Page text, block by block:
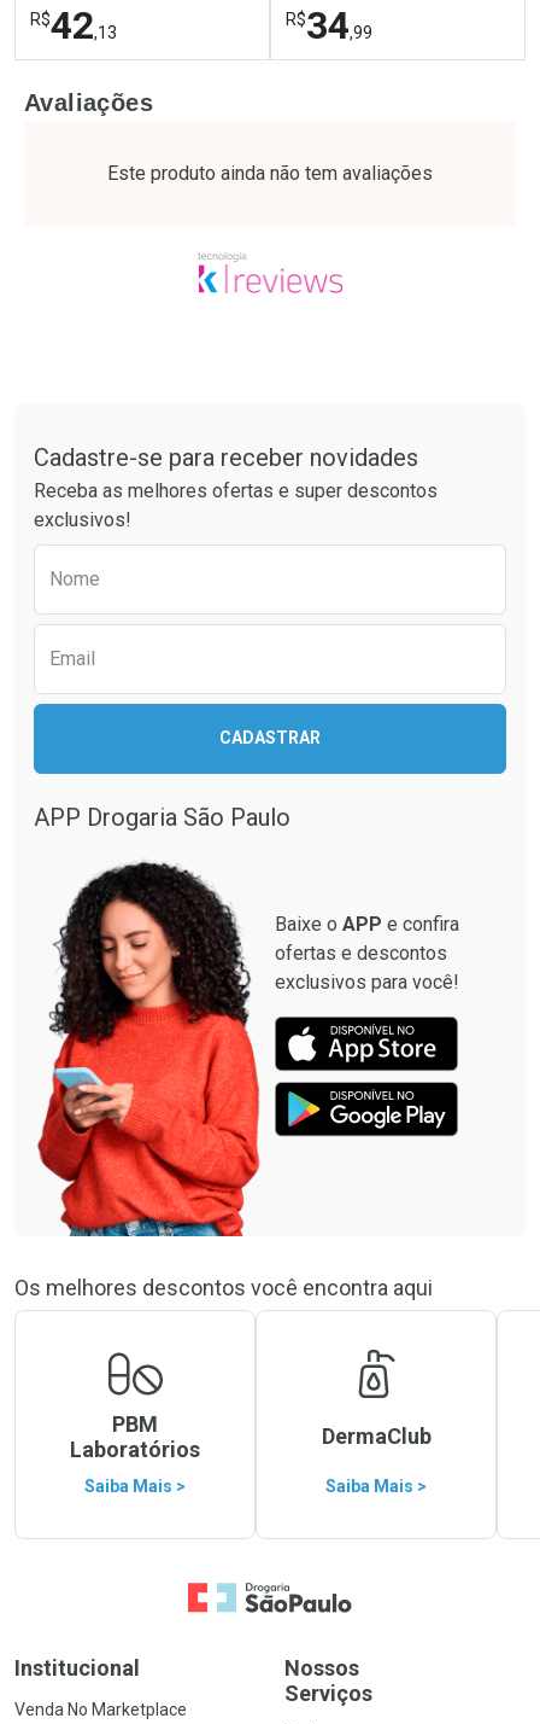
R$42,13
Laboratório
Ativar Desconto
Comprar sem Desconto
Por Menos
Comprar sem Desconto
Por R$ 42,13/cada
R$34,99
Laboratório
Ativar Desconto
Comprar sem Desconto
Por Menos
Comprar sem Desconto
Avaliações
Este produto ainda não tem avaliações
Cadastre-se para receber novidades
Receba as melhores ofertas e super descontos
exclusivos!
Nome
Email
CADASTRAR
APP Drogaria São Paulo
Baixe o APP e confira
ofertas e descontos
exclusivos para você!
Os melhores descontos você encontra aqui
PBM
Laboratórios
Saiba Mais >
DermaClub
Saiba Mais >
Ir para a Home
Institucional
Venda No Marketplace
Nossos
Serviços